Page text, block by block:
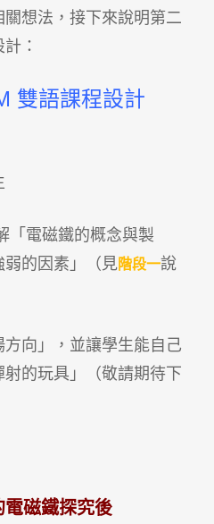
想法，接下來說明第二
：
雙語課程設計
「電磁鐵的概念與製
弱的因素」（見階段一說
方向」，並讓學生能自己
的玩具」（敬請期待下
磁鐵探究後